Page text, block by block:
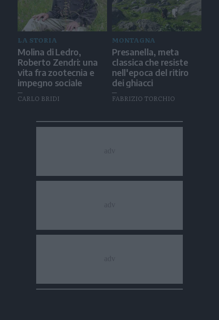
LA STORIA
Molina di Ledro,
Roberto Zendri: una
vita fra zootecnia e
impegno sociale
CARLO BRIDI
MONTAGNA
Presanella, meta
classica che resiste
nell'epoca del ritiro
dei ghiacci
FABRIZIO TORCHIO